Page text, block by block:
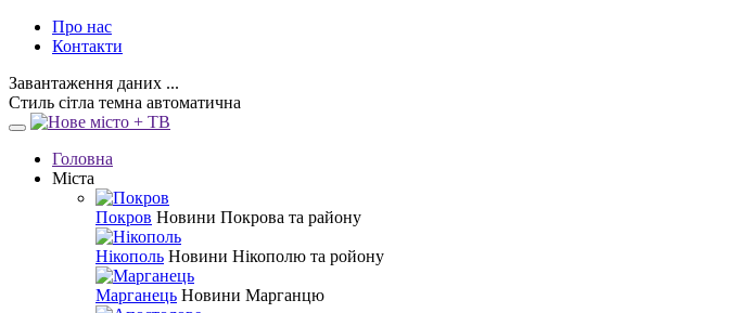
Про нас
Контакти
Завантаження даних ...
Стиль сітла темна автоматична
Головна
Міста
Покров Новини Покрова та району
Нікополь Новини Нікополю та ройону
Марганець Новини Марганцю